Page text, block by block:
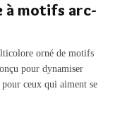
à motifs arc-
orné de motifs
pour dynamiser
ceux qui aiment se